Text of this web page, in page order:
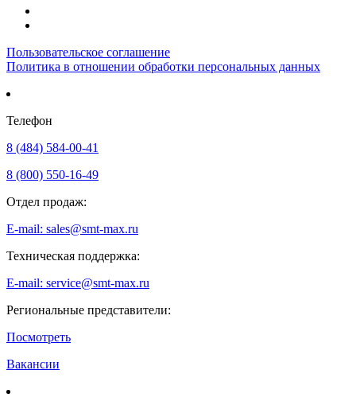
Пользовательское соглашение
Политика в отношении обработки персональных данных
Телефон
8 (484) 584-00-41
8 (800) 550-16-49
Отдел продаж:
E-mail: sales@smt-max.ru
Техническая поддержка:
E-mail: service@smt-max.ru
Региональные представители:
Посмотреть
Вакансии